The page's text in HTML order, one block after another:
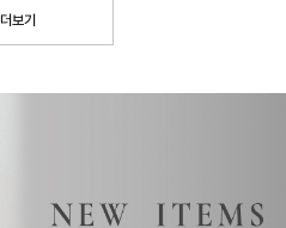
더보기